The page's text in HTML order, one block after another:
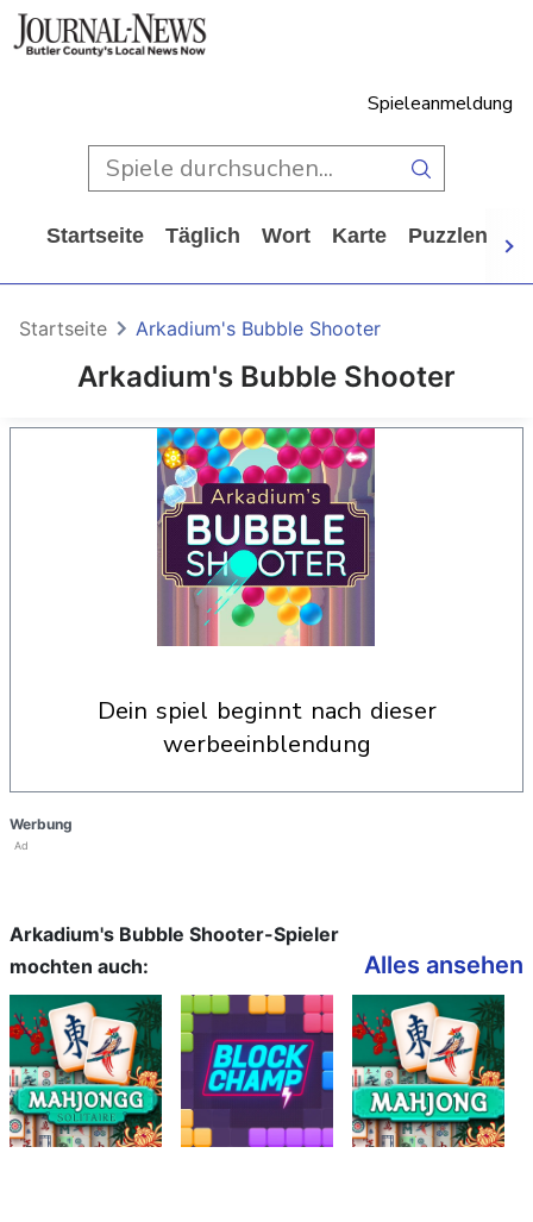
Spieleanmeldung
Startseite Täglich Wort Karte Puzzlen
Arkadium's Bubble Shooter
Startseite Arkadium's Bubble Shooter
dein spiel beginnt nach dieser
werbeeinblendung
Werbung
Ad
Arkadium's Bubble Shooter-Spieler
mochten auch:
Alles ansehen